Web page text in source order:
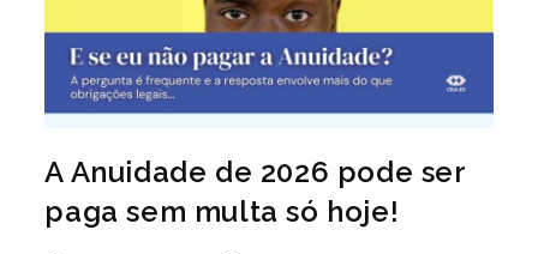
A Anuidade de 2026 pode ser
paga sem multa só hoje!